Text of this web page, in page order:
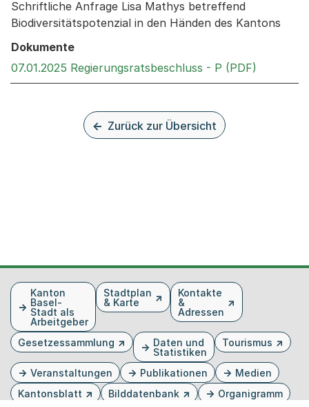
Schriftliche Anfrage Lisa Mathys betreffend
Biodiversitätspotenzial in den Händen des Kantons
Dokumente
07.01.2025 Regierungsratsbeschluss - P (PDF)
Zurück zur Übersicht
FusszeileKanton
Basel-
Stadt als
Arbeitgeber
Stadtplan
& Karte
Kontakte
&
Adressen
Gesetzessammlung
Daten und
Statistiken
Tourismus
Veranstaltungen Publikationen
Medien
Kantonsblatt
Bilddatenbank Organigramm